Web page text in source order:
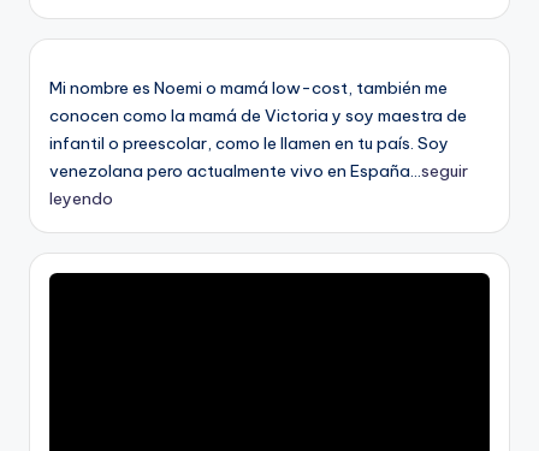
Mi nombre es Noemi o mamá low-cost, también me
conocen como la mamá de Victoria y soy maestra de
infantil o preescolar, como le llamen en tu país. Soy
venezolana pero actualmente vivo en España...seguir
leyendo